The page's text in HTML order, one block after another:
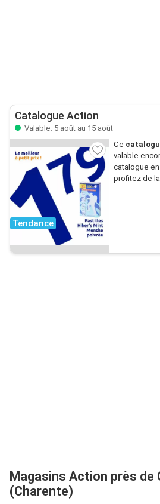
Catalogue Action
Valable: 5 août au 15 août
Tendance
Ce
valable
catalogue
profitez de
Magasins Action près de
(Charente)